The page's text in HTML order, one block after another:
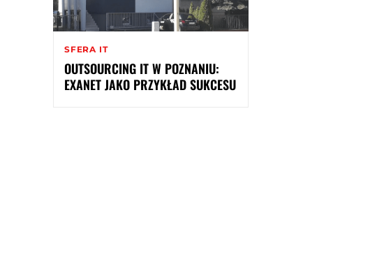
SFERA IT
OUTSOURCING IT W POZNANIU:
EXANET JAKO PRZYKŁAD SUKCESU